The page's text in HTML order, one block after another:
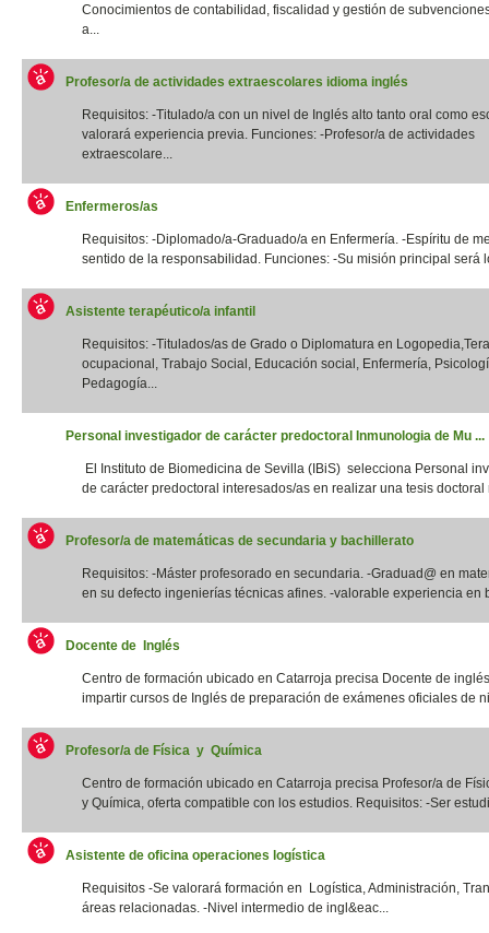
Conocimientos de contabilidad, fiscalidad y gestión de
a...
Profesor/a de actividades extraescolares idioma inglés
Requisitos: -Titulado/a con un nivel de Inglés alto tanto oral como
valorará experiencia previa. Funciones: -Profesor/a de actividades
extraescolare...
Enfermeros/as
Requisitos: -Diplomado/a-Graduado/a en Enfermería. -Espíritu de
sentido de la responsabilidad. Funciones: -Su misión principal será
Asistente terapéutico/a infantil
Requisitos: -Titulados/as de Grado o Diplomatura en
ocupacional, Trabajo Social, Educación social, Enfermería,
Pedagogía...
Personal investigador de carácter predoctoral Inmunologia de Mu ...
El Instituto de Biomedicina de Sevilla (IBiS) selecciona Personal
de carácter predoctoral interesados/as en realizar una tesis doctoral
Profesor/a de matemáticas de secundaria y bachillerato
Requisitos: -Máster profesorado en secundaria. -Graduad@ en
en su defecto ingenierías técnicas afines. -valorable experiencia en
Docente de Inglés
Centro de formación ubicado en Catarroja precisa Docente de
impartir cursos de Inglés de preparación de exámenes oficiales de
Profesor/a de Física y Química
Centro de formación ubicado en Catarroja precisa Profesor/a de
y Química, oferta compatible con los estudios. Requisitos: -Ser
Asistente de oficina operaciones logística
Requisitos -Se valorará formación en Logística, Administración,
áreas relacionadas. -Nivel intermedio de ingl&eac...